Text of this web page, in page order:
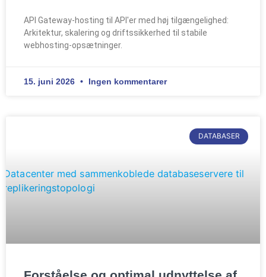
API Gateway-hosting til API'er med høj tilgængelighed:
Arkitektur, skalering og driftssikkerhed til stabile
webhosting-opsætninger.
15. juni 2026 Ingen kommentarer
DATABASER